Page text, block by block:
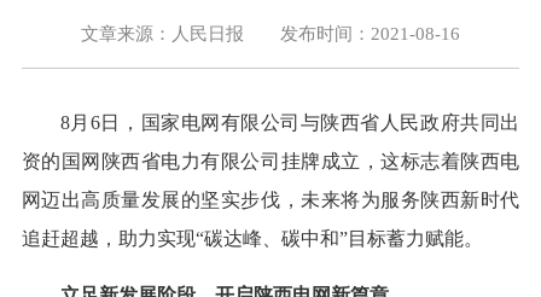
文章来源：人民日报 发布时间：2021-08-16
8月6日，国家电网有限公司与陕西省人民政府共同出
资的国网陕西省电力有限公司挂牌成立，这标志着陕西电
网迈出高质量发展的坚实步伐，未来将为服务陕西新时代
追赶超越，助力实现“碳达峰、碳中和”目标蓄力赋能。